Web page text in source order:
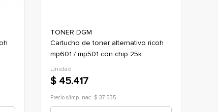
TONER DGM
cartucho de toner alternativo ricoh
mp601 / mp501 con chip 25k
(sp5300dn /5310/mp 501spf/601spf)
Unidad
$ 45.417
Precio s/imp. nac. $ 37.535